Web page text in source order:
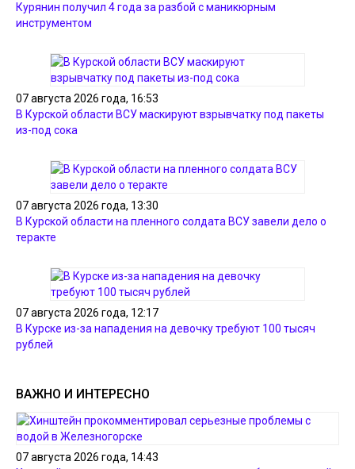
Курянин получил 4 года за разбой с маникюрным
инструментом
07 августа 2026 года, 16:53
В Курской области ВСУ маскируют взрывчатку под пакеты
из-под сока
07 августа 2026 года, 13:30
В Курской области на пленного солдата ВСУ завели дело о
теракте
07 августа 2026 года, 12:17
В Курске из-за нападения на девочку требуют 100 тысяч
рублей
ВАЖНО И ИНТЕРЕСНО
07 августа 2026 года, 14:43